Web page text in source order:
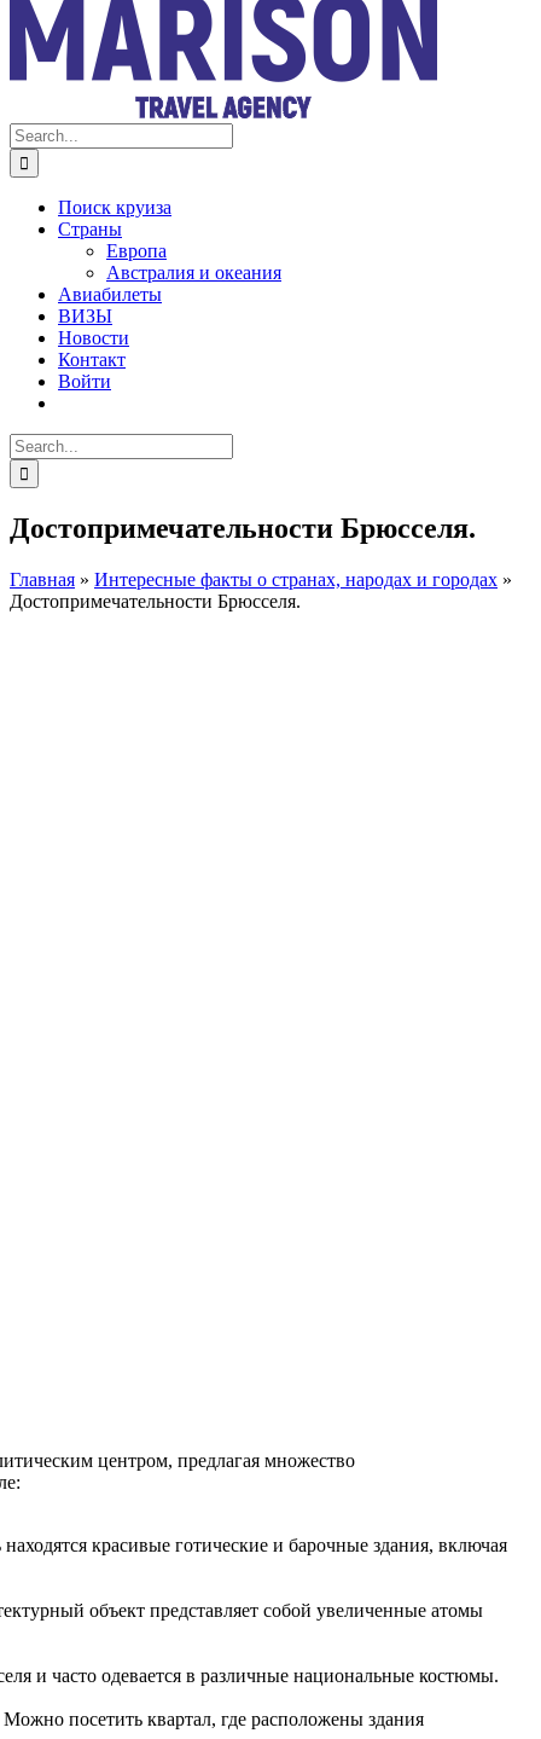
Search
for:
Поиск круиза
Страны
Европа
Австралия и океания
Авиабилеты
ВИЗЫ
Новости
Контакт
Войти
Search
for:
Достопримечательности Брюсселя.
Главная » Интересные факты о странах, народах и городах »
Достопримечательности Брюсселя.
центром, предлагая множество
красивые готические и барочные здания, включая
объект представляет собой увеличенные атомы
и часто одевается в различные национальные костюмы.
посетить квартал, где расположены здания